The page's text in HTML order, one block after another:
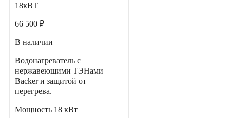
18кВТ
66 500 ₽
В наличии
Водонагреватель с
нержавеющими ТЭНами
Backer и защитой от
перегрева.
Мощность 18 кВт